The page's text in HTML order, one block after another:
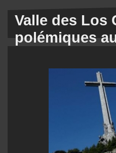
Valle des Los
polémiques